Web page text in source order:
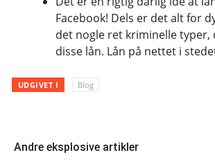
Facebook! Dels er det alt for
det nogle ret kriminelle typer,
disse lån. Lån på nettet i
UDGIVET I Blog
Andre eksplosive artikler